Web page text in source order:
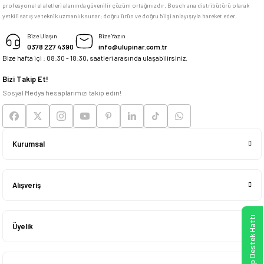
memnun kaldım
Deneyimini Paylaş
profesyonel el aletleri alanında güvenilir çözüm ortağınızdır. Bosch ana distribütörü olarak
yetkili satış ve teknik uzmanlık sunar; doğru ürün ve doğru bilgi anlayışıyla hareket eder.
Bize Ulaşın
0378 227 4390
Bize Yazın
info@ulupinar.com.tr
Bize hafta içi : 08:30 - 18:30, saatleri arasında ulaşabilirsiniz.
Bizi Takip Et!
Sosyal Medya hesaplarımızı takip edin!
Kurumsal
Alışveriş
Üyelik